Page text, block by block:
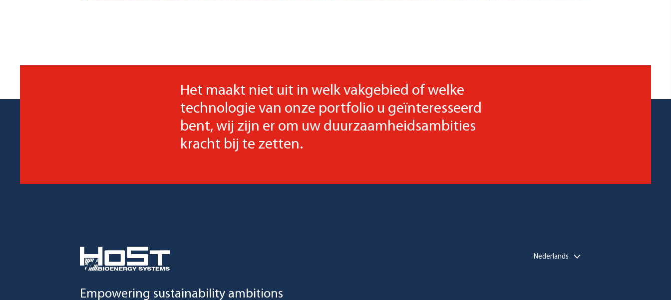
Het maakt niet uit in welk vakgebied of welke
technologie van onze portfolio u geïnteresseerd
bent, wij zijn er om uw duurzaamheidsambities
kracht bij te zetten.
Empowering sustainability ambitions
Nederlands